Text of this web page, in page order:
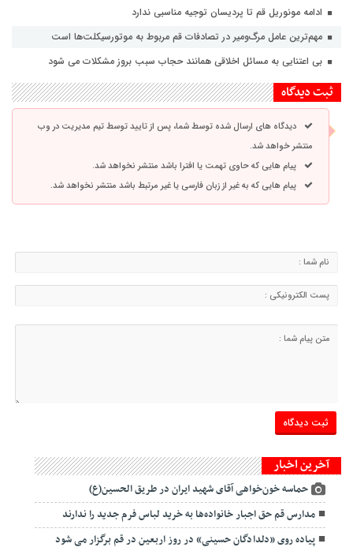
ادامه مونوریل قم تا پردیسان توجیه مناسبی ندارد
مهم‌ترین عامل مرگ‌ومیر در تصادفات قم مربوط به موتورسیکلت‌ها است
بی اعتنایی به مسائل اخلاقی همانند حجاب سبب بروز مشکلات می شود
ثبت دیدگاه
دیدگاه های ارسال شده توسط شما، پس از تایید توسط تیم مدیریت در وب
منتشر خواهد شد.
پیام هایی که حاوی تهمت یا افترا باشد منتشر نخواهد شد.
پیام هایی که به غیر از زبان فارسی یا غیر مرتبط باشد منتشر نخواهد شد.
آخرین اخبار
حماسه خون‌خواهی آقای شهید ایران در طریق الحسین(ع)
مدارس قم حق اجبار خانواده‌ها به خرید لباس فرم جدید را ندارند
پیاده روی «دلدادگان حسینی» در روز اربعین در قم برگزار می شود